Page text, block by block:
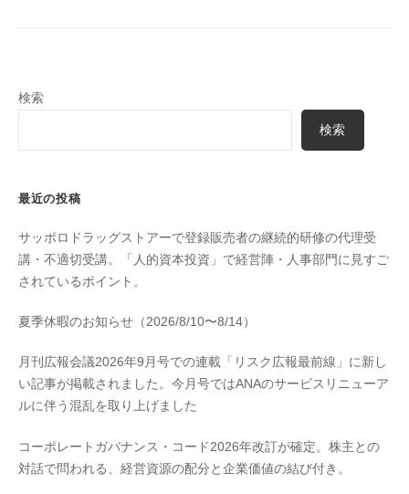
検索
検索
最近の投稿
サッポロドラッグストアーで登録販売者の継続的研修の代理受
講・不適切受講。「人的資本投資」で経営陣・人事部門に見すご
されているポイント。
夏季休暇のお知らせ（2026/8/10〜8/14）
月刊広報会議2026年9月号での連載「リスク広報最前線」に新し
い記事が掲載されました。今月号ではANAのサービスリニューア
ルに伴う混乱を取り上げました
コーポレートガバナンス・コード2026年改訂が確定。株主との
対話で問われる、経営資源の配分と企業価値の結び付き。